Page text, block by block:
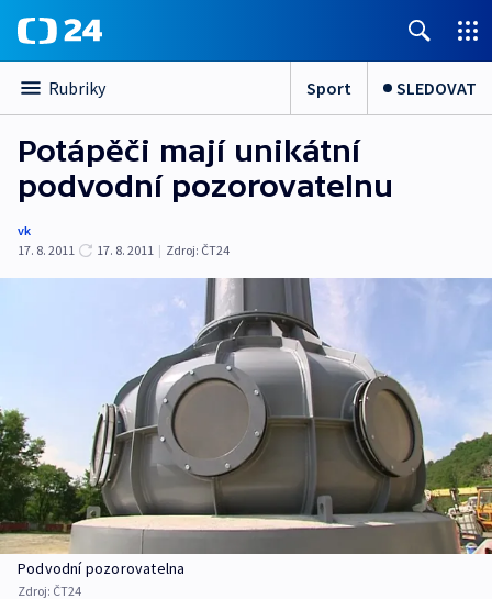
Rubriky Sport SLEDOVAT
Potápěči mají unikátní
podvodní pozorovatelnu
vk
17. 8. 2011
17. 8. 2011 | Zdroj: ČT24
Podvodní pozorovatelna
Zdroj: ČT24